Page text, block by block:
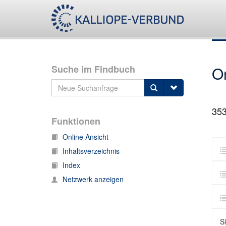
Suche im Findbuch
Funktionen
Online Ansicht
Inhaltsverzeichnis
Index
Netzwerk anzeigen